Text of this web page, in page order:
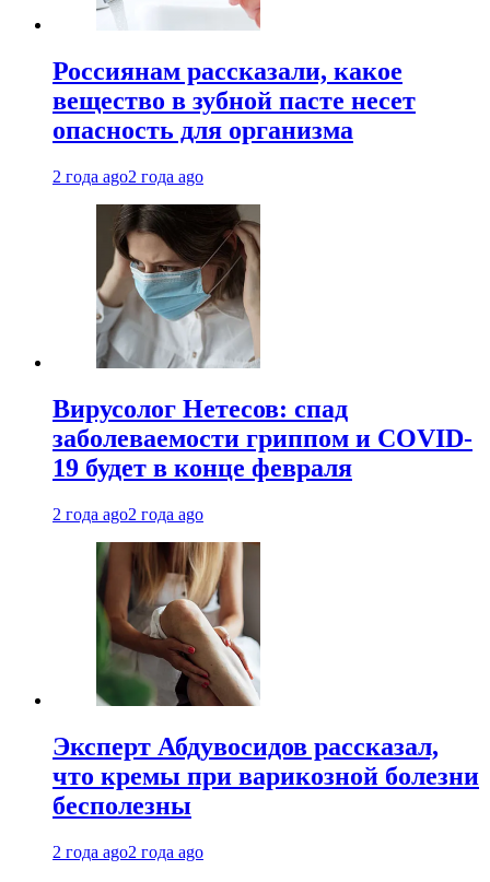
Россиянам рассказали, какое
вещество в зубной пасте несет
опасность для организма
2 года ago2 года ago
Вирусолог Нетесов: спад
заболеваемости гриппом и COVID-
19 будет в конце февраля
2 года ago2 года ago
Эксперт Абдувосидов рассказал,
что кремы при варикозной болезни
бесполезны
2 года ago2 года ago